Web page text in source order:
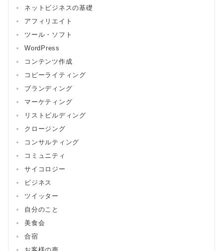
ネットビジネスの基礎
アフィリエイト
ツール・ソフト
WordPress
コンテンツ作成
コピーライティング
ブランディング
マーケティング
リストビルディング
クロージング
コンサルティング
コミュニティ
サイコロジー
ビジネス
ツイッター
自分のこと
美食会
合宿